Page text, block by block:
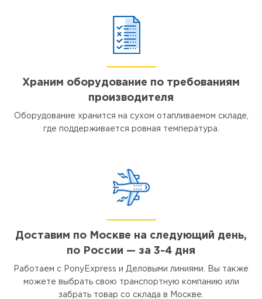
Храним оборудование по требованиям
производителя
Оборудование хранится на сухом отапливаемом складе,
где поддерживается ровная температура.
Доставим по Москве на следующий день,
по России — за 3-4 дня
Работаем с PonyExpress и Деловыми линиями. Вы также
можете выбрать свою транспортную компанию или
забрать товар со склада в Москве.